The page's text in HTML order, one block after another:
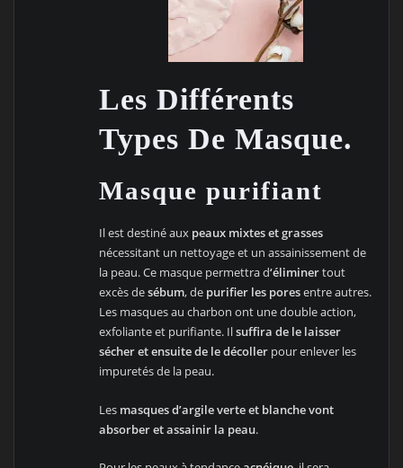
Les Différents
Types De Masque.
Masque purifiant
Il est destiné aux peaux mixtes et grasses
nécessitant un nettoyage et un assainissement de
la peau. Ce masque permettra d‘éliminertout
excès desébum, de purifier les poresentre autres.
Les masques au charbon ont une double action,
exfoliante et purifiante. Ilsuffira de le laisser
sécher et ensuite de le décoller pour enlever les
impuretés de la peau.
Les masques d’argile verte et blanche vont
absorber et assainir la peau.